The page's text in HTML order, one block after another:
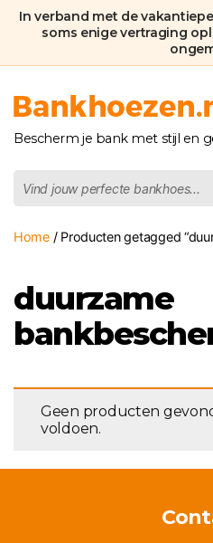
In verband met de
soms enige vertraging
Bankhoezen.nl
Bescherm je bank met stijl en
zoeken
Home/ Producten getagged
duurzame
Geen producten
voldoen.